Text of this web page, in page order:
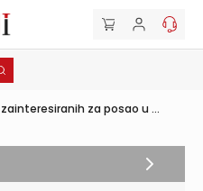
za posao u ...